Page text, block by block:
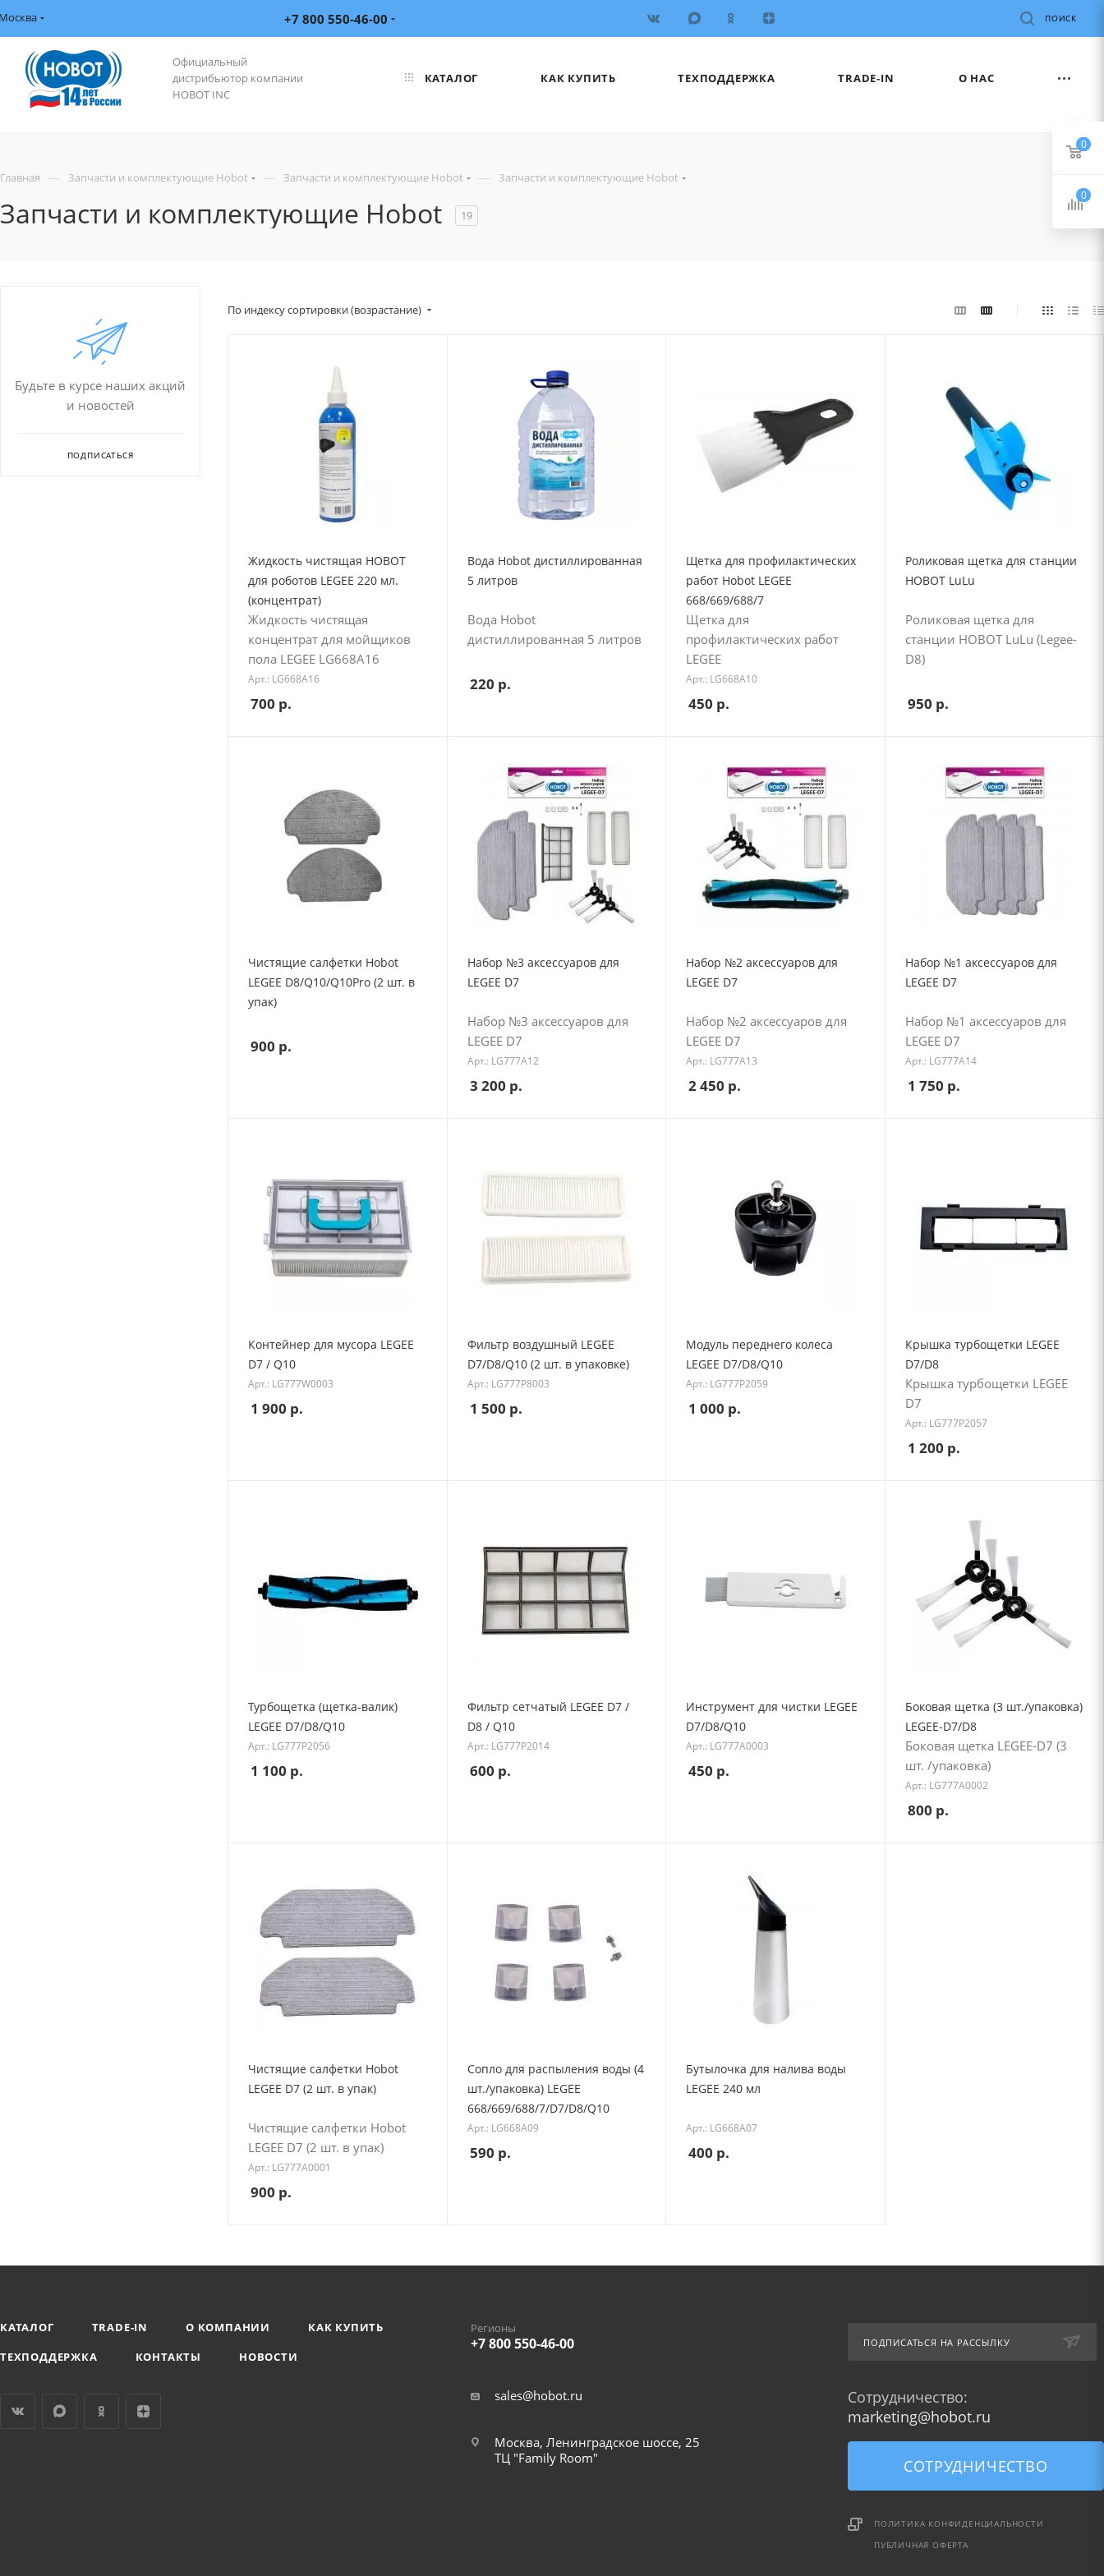
+7 800 550-46-00 ПОИСК
Официальный
дистрибьютор компании
HOBOT INC
КАТАЛОГ КАК КУПИТЬ ТЕХПОДДЕРЖКА TRADE-IN О НАС
Главная — Запчасти и комплектующие Hobot — Запчасти и комплектующие Hobot — Запчасти и комплектующие Hobot
Запчасти и комплектующие Hobot 19
По индексу сортировки (возрастание)
Жидкость чистящая HOBOT
для роботов LEGEE 220 мл.
(концентрат)
Жидкость чистящая
концентрат для мойщиков
пола LEGEE LG668A16
Арт.: LG668A16
700 р.
Вода Hobot дистиллированная
5 литров
Вода Hobot
дистиллированная 5 литров
220 р.
Щетка для профилактических
работ Hobot LEGEE
668/669/688/7
Щетка для
профилактических работ
LEGEE
Арт.: LG668A10
450 р.
Роликовая щетка для станции
HOBOT LuLu
Роликовая щетка для
станции HOBOT LuLu (Legee-
D8)
950 р.
Чистящие салфетки Hobot
LEGEE D8/Q10/Q10Pro (2 шт. в
упак)
900 р.
Набор №3 аксессуаров для
LEGEE D7
Набор №3 аксессуаров для
LEGEE D7
Арт.: LG777A12
3 200 р.
Набор №2 аксессуаров для
LEGEE D7
Набор №2 аксессуаров для
LEGEE D7
Арт.: LG777A13
2 450 р.
Набор №1 аксессуаров для
LEGEE D7
Набор №1 аксессуаров для
LEGEE D7
Арт.: LG777A14
1 750 р.
Контейнер для мусора LEGEE
D7 / Q10
Арт.: LG777W0003
1 900 р.
Фильтр воздушный LEGEE
D7/D8/Q10 (2 шт. в упаковке)
Арт.: LG777P8003
1 500 р.
Модуль переднего колеса
LEGEE D7/D8/Q10
Арт.: LG777P2059
1 000 р.
Крышка турбощетки LEGEE
D7/D8
Крышка турбощетки LEGEE
D7
Арт.: LG777P2057
1 200 р.
Турбощетка (щетка-валик)
LEGEE D7/D8/Q10
Арт.: LG777P2056
1 100 р.
Фильтр сетчатый LEGEE D7 /
D8 / Q10
Арт.: LG777P2014
600 р.
Инструмент для чистки LEGEE
D7/D8/Q10
Арт.: LG777A0003
450 р.
Боковая щетка (3 шт./упаковка)
LEGEE-D7/D8
Боковая щетка LEGEE-D7 (3
шт. /упаковка)
Арт.: LG777A0002
800 р.
Чистящие салфетки Hobot
LEGEE D7 (2 шт. в упак)
Чистящие салфетки Hobot
LEGEE D7 (2 шт. в упак)
Арт.: LG777A0001
900 р.
Сопло для распыления воды (4
шт./упаковка) LEGEE
668/669/688/7/D7/D8/Q10
Арт.: LG668A09
590 р.
Бутылочка для налива воды
LEGEE 240 мл
Арт.: LG668A07
400 р.
Будьте в курсе наших акций
и новостей
ПОДПИСАТЬСЯ
КАТАЛОГ TRADE-IN О КОМПАНИИ
КАК КУПИТЬ
ТЕХПОДДЕРЖКА
КОНТАКТЫ НОВОСТИ
Регионы
+7 800 550-46-00
sales@hobot.ru
Москва, Ленинградское шоссе, 25
ТЦ "Family Room"
ПОДПИСАТЬСЯ НА РАССЫЛКУ
Сотрудничество:
marketing@hobot.ru
СОТРУДНИЧЕСТВО
ПОЛИТИКА КОНФИДЕНЦИАЛЬНОСТИ
ПУБЛИЧНАЯ ОФЕРТА
0
0